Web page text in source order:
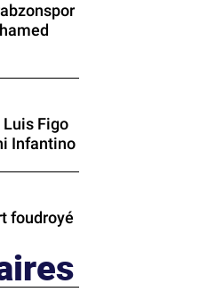
Luis Figo
Infantino
foudroyé